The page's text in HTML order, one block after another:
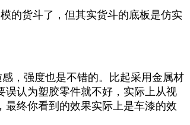
的货斗了，但其实货斗的底板是仿实
，强度也是不错的。比起采用金属材
认为塑胶零件就不好，实际上从视
终你看到的效果实际上是车漆的效